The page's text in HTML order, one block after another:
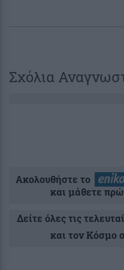
Σχόλια
Ακολουθήστε το
και μάθετε
Δείτε όλες τις
και τον Κόσμο